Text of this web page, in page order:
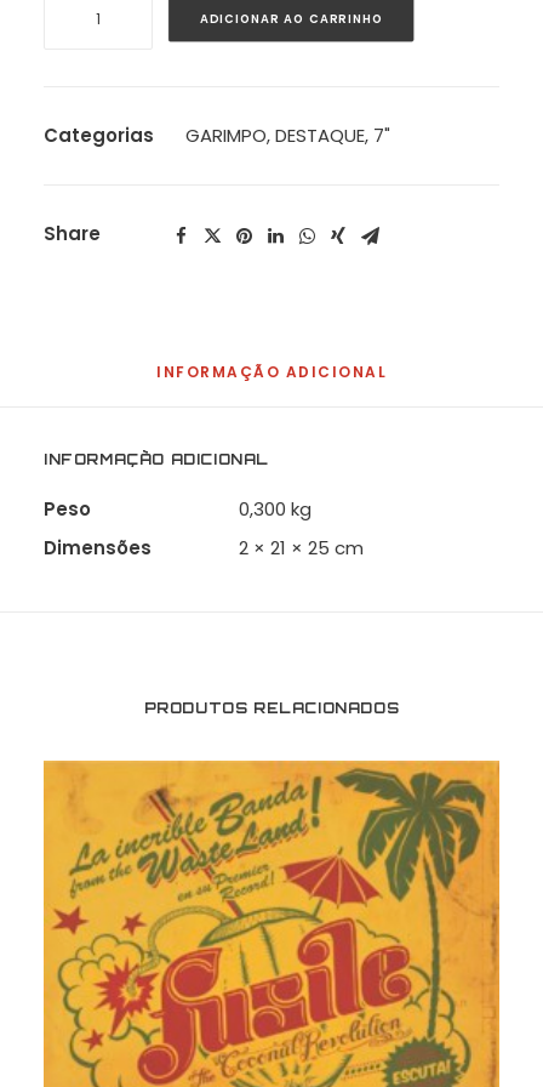
Meu
Dj
ADICIONAR AO CARRINHO
Categorias GARIMPO,DESTAQUE, 7"
Share
INFORMAÇÃO ADICIONAL
INFORMAÇÃO ADICIONAL
Peso
0,300 kg
Dimensões
2 × 21 × 25 cm
PRODUTOS RELACIONADOS